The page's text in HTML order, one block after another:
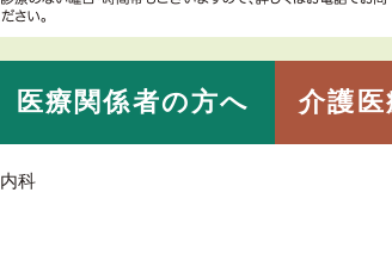
医療関係者の方へ 介護
内科